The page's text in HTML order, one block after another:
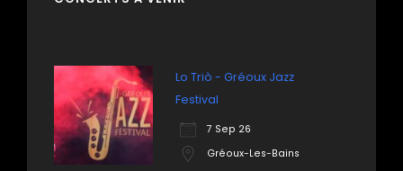
Lo Triò - Gréoux Jazz
Festival
7 Sep 26
Gréoux-Les-Bains